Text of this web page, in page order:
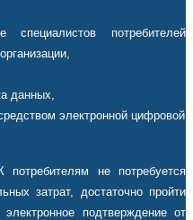
специалистов потребителей
данных,
электронной цифровой
не потребуется
затрат, достаточно пройти
подтверждение от